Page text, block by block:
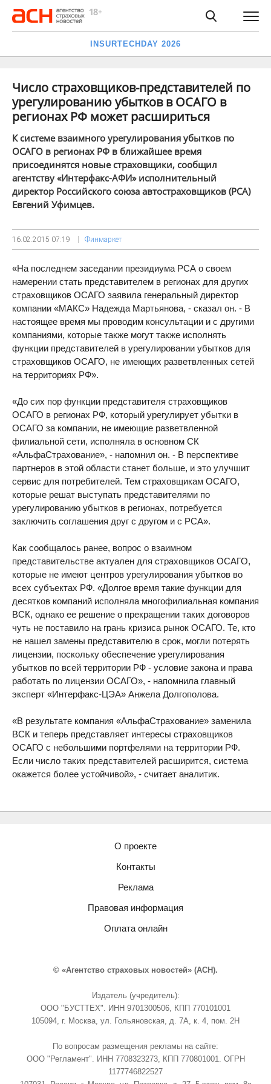
INSURTECHDAY 2026
Число страховщиков-представителей по
урегулированию убытков в ОСАГО в
регионах РФ может расшириться
К системе взаимного урегулирования убытков по
ОСАГО в регионах РФ в ближайшее время
присоединятся новые страховщики, сообщил
агентству «Интерфакс-АФИ» исполнительный
директор Российского союза автостраховщиков (РСА)
Евгений Уфимцев.
16.02.2015 07:19 Финмаркет
«На последнем заседании президиума РСА о своем
намерении стать представителем в регионах для других
страховщиков ОСАГО заявила генеральный директор
компании «МАКС» Надежда Мартьянова, - сказал он. - В
настоящее время мы проводим консультации и с другими
компаниями, которые также могут также исполнять
функции представителей в урегулировании убытков для
страховщиков ОСАГО, не имеющих разветвленных сетей
на территориях РФ».
«До сих пор функции представителя страховщиков
ОСАГО в регионах РФ, который урегулирует убытки в
ОСАГО за компании, не имеющие разветвленной
филиальной сети, исполняла в основном СК
«АльфаСтрахование», - напомнил он. - В перспективе
партнеров в этой области станет больше, и это улучшит
сервис для потребителей. Тем страховщикам ОСАГО,
которые решат выступать представителями по
урегулированию убытков в регионах, потребуется
заключить соглашения друг с другом и с РСА».
Как сообщалось ранее, вопрос о взаимном
представительстве актуален для страховщиков ОСАГО,
которые не имеют центров урегулирования убытков во
всех субъектах РФ. «Долгое время такие функции для
десятков компаний исполняла многофилиальная компания
ВСК, однако ее решение о прекращении таких договоров
чуть не поставило на грань кризиса рынок ОСАГО. Те, кто
не нашел замены представителю в срок, могли потерять
лицензии, поскольку обеспечение урегулирования
убытков по всей территории РФ - условие закона и права
работать по лицензии ОСАГО», - напомнила главный
эксперт «Интерфакс-ЦЭА» Анжела Долгополова.
«В результате компания «АльфаСтрахование» заменила
ВСК и теперь представляет интересы страховщиков
ОСАГО с небольшими портфелями на территории РФ.
Если число таких представителей расширится, система
окажется более устойчивой», - считает аналитик.
О проекте
Контакты
Реклама
Правовая информация
Оплата онлайн
© «Агентство страховых новостей» (АСН).
Издатель (учредитель):
ООО "БУСТТЕХ". ИНН 9701300506, КПП 770101001
105094, г. Москва, ул. Гольяновская, д. 7А, к. 4, пом. 2Н
По вопросам размещения рекламы на сайте:
ООО "Регламент". ИНН 7708323273, КПП 770801001. ОГРН
1177746822527